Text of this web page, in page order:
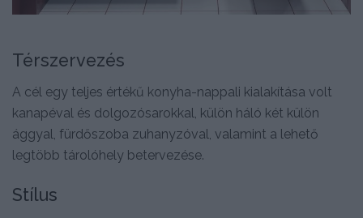
Térszervezés
A cél egy teljes értékű konyha-nappali kialakítása volt
kanapéval és dolgozósarokkal, külön háló két külön
ággyal, fürdőszoba zuhanyzóval, valamint a lehető
legtöbb tárolóhely betervezése.
Stílus